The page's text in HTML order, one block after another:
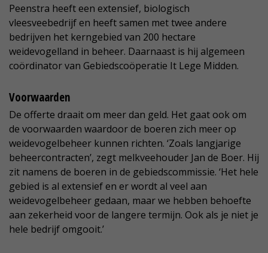
Peenstra heeft een extensief, biologisch
vleesveebedrijf en heeft samen met twee andere
bedrijven het kerngebied van 200 hectare
weidevogelland in beheer. Daarnaast is hij algemeen
coördinator van Gebiedscoöperatie It Lege Midden.
Voorwaarden
De offerte draait om meer dan geld. Het gaat ook om
de voorwaarden waardoor de boeren zich meer op
weidevogelbeheer kunnen richten. ‘Zoals langjarige
beheercontracten’, zegt melkveehouder Jan de Boer. Hij
zit namens de boeren in de gebiedscommissie. ‘Het hele
gebied is al extensief en er wordt al veel aan
weidevogelbeheer gedaan, maar we hebben behoefte
aan zekerheid voor de langere termijn. Ook als je niet je
hele bedrijf omgooit.’